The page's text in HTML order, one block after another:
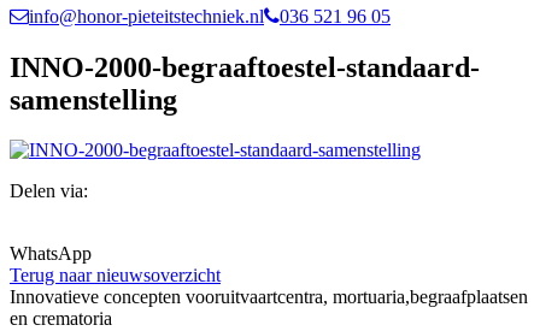
info@honor-pieteitstechniek.nl 036 521 96 05
INNO-2000-begraaftoestel-standaard-
samenstelling
Delen via:
WhatsApp
Terug naar nieuwsoverzicht
Innovatieve concepten vooruitvaartcentra, mortuaria,begraafplaatsen
en crematoria